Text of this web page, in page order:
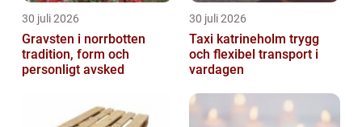
30 juli 2026
Gravsten i norrbotten
tradition, form och
personligt avsked
30 juli 2026
Taxi katrineholm trygg
och flexibel transport i
vardagen